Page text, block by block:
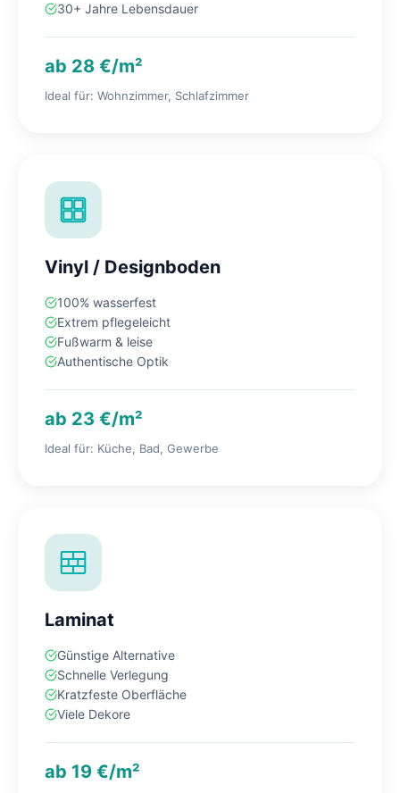
30+ Jahre Lebensdauer
ab 28 €/m²
Ideal für: Wohnzimmer, Schlafzimmer
Vinyl / Designboden
100% wasserfest
Extrem pflegeleicht
Fußwarm & leise
Authentische Optik
ab 23 €/m²
Ideal für: Küche, Bad, Gewerbe
Laminat
Günstige Alternative
Schnelle Verlegung
Kratzfeste Oberfläche
Viele Dekore
ab 19 €/m²